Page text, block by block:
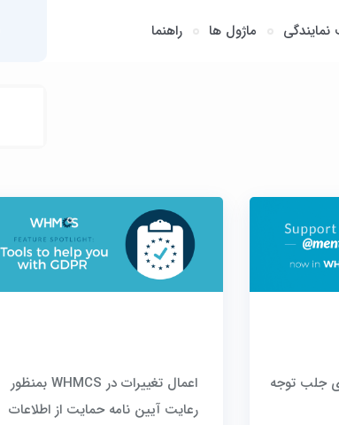
نمایندگی ماژول ها راهنما
جلب توجه
اعمال تغییرات در WHMCS بمنظور
رعایت آیین نامه حمایت از اطلاعات